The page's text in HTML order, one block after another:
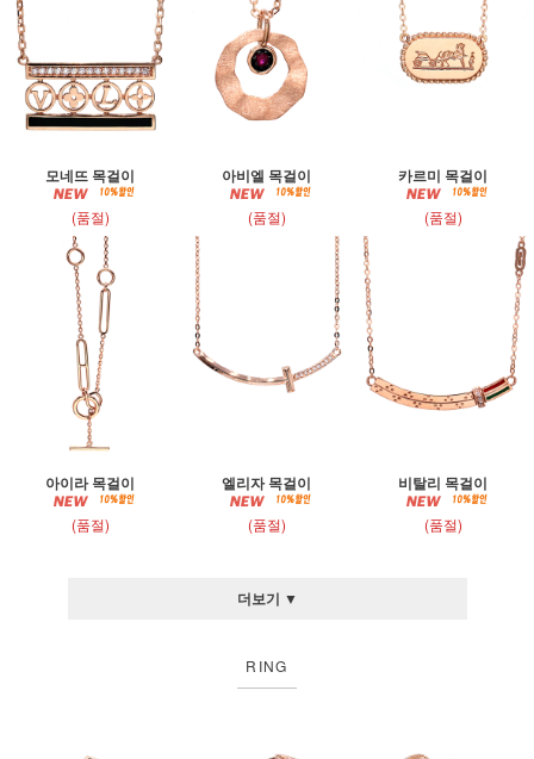
모네뜨 목걸이
(품절)
아비엘 목걸이
(품절)
카르미 목걸이
(품절)
아이라 목걸이
(품절)
엘리자 목걸이
(품절)
비탈리 목걸이
(품절)
더보기 ▼
RING